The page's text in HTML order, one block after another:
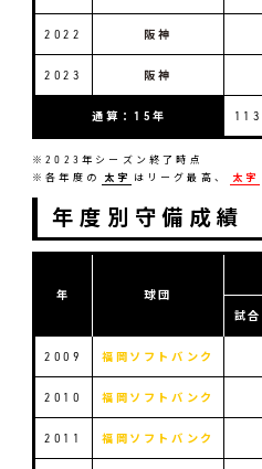
2022 阪神
2023 阪神
通算：15年 113
※2023年シーズン終了時点
※各年度の
太字 はリーグ最高、 太字
年度別守備成績
年 球団
試合
2009 福岡ソフトバンク
2010 福岡ソフトバンク
2011 福岡ソフトバンク